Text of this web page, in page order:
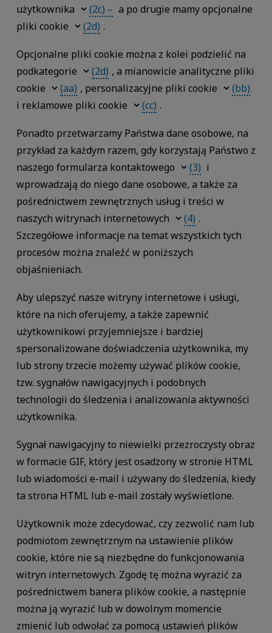
użytkownika
(2c) – a po drugie mamy opcjonalne
pliki cookie
(2d) .
Opcjonalne pliki cookie można z kolei podzielić na
podkategorie
(2d) , a mianowicie analityczne pliki
cookie
(aa) , personalizacyjne pliki cookie
(bb)
i reklamowe pliki cookie
(cc) .
Ponadto przetwarzamy Państwa dane osobowe, na
przykład za każdym razem, gdy korzystają Państwo z
naszego formularza kontaktowego
(3) i
wprowadzają do niego dane osobowe, a także za
pośrednictwem zewnętrznych usług i treści w
naszych witrynach internetowych
(4) .
Szczegółowe informacje na temat wszystkich tych
procesów można znaleźć w poniższych
objaśnieniach.
Aby ulepszyć nasze witryny internetowe i usługi,
które na nich oferujemy, a także zapewnić
użytkownikowi przyjemniejsze i bardziej
spersonalizowane doświadczenia użytkownika, my
lub strony trzecie możemy używać plików cookie,
tzw. sygnałów nawigacyjnych i podobnych
technologii do śledzenia i analizowania aktywności
użytkownika.
Sygnał nawigacyjny to niewielki przezroczysty obraz
w formacie GIF, który jest osadzony w stronie HTML
lub wiadomości e-mail i używany do śledzenia, kiedy
ta strona HTML lub e-mail zostały wyświetlone.
Użytkownik może zdecydować, czy zezwolić nam lub
podmiotom zewnętrznym na ustawienie plików
cookie, które nie są niezbędne do funkcjonowania
witryn internetowych. Zgodę tę można wyrazić za
pośrednictwem banera plików cookie, a następnie
można ją wyrazić lub w dowolnym momencie
zmienić lub odwołać za pomocą ustawień plików